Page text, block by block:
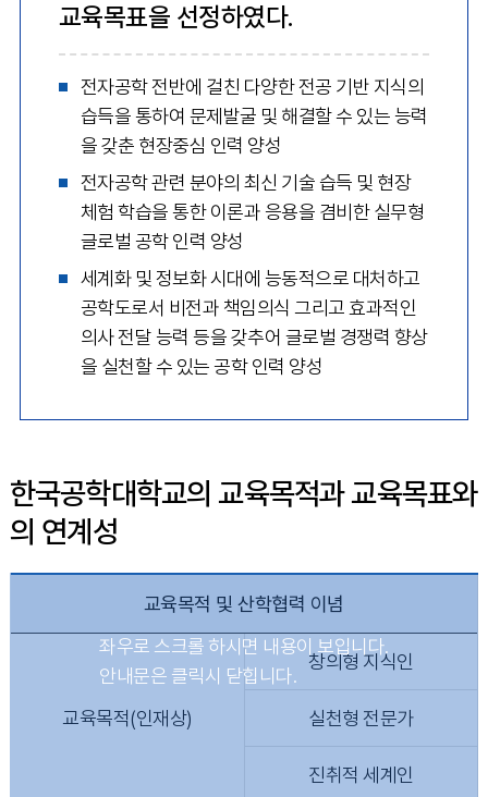
교육목표을 선정하였다.
전자공학 전반에 걸친 다양한 전공 기반 지식의
습득을 통하여 문제발굴 및 해결할 수 있는 능력
을 갖춘 현장중심 인력 양성
전자공학 관련 분야의 최신 기술 습득 및 현장
체험 학습을 통한 이론과 응용을 겸비한 실무형
글로벌 공학 인력 양성
세계화 및 정보화 시대에 능동적으로 대처하고
공학도로서 비전과 책임의식 그리고 효과적인
의사 전달 능력 등을 갖추어 글로벌 경쟁력 향상
을 실천할 수 있는 공학 인력 양성
한국공학대학교의 교육목적과 교육목표와
의 연계성
교육목적 및 산학협력 이념
교육목적(인재상)
창의형 지식인
실천형 전문가
진취적 세계인